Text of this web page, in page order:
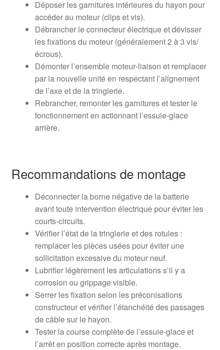
Déposer les garnitures intérieures du hayon pour
accéder au moteur (clips et vis).
Débrancher le connecteur électrique et dévisser
les fixations du moteur (généralement 2 à 3 vis/
écrous).
Démonter l’ensemble moteur‑liaison et remplacer
par la nouvelle unité en respectant l’alignement
de l’axe et de la tringlerie.
Rebrancher, remonter les garnitures et tester le
fonctionnement en actionnant l’essuie‑glace
arrière.
Recommandations de montage
Déconnecter la borne négative de la batterie
avant toute intervention électrique pour éviter les
courts‑circuits.
Vérifier l’état de la tringlerie et des rotules :
remplacer les pièces usées pour éviter une
sollicitation excessive du moteur neuf.
Lubrifier légèrement les articulations s’il y a
corrosion ou grippage visible.
Serrer les fixation selon les préconisations
constructeur et vérifier l’étanchéité des passages
de câble sur le hayon.
Tester la course complète de l’essuie‑glace et
l’arrêt en position correcte après montage.